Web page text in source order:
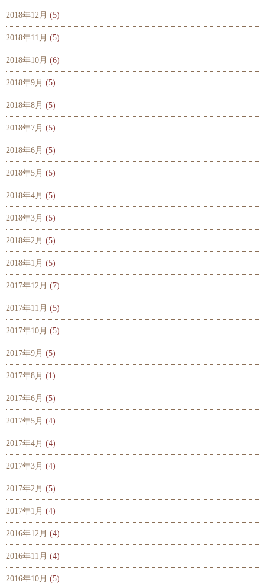
2018年12月 (5)
2018年11月 (5)
2018年10月 (6)
2018年9月 (5)
2018年8月 (5)
2018年7月 (5)
2018年6月 (5)
2018年5月 (5)
2018年4月 (5)
2018年3月 (5)
2018年2月 (5)
2018年1月 (5)
2017年12月 (7)
2017年11月 (5)
2017年10月 (5)
2017年9月 (5)
2017年8月 (1)
2017年6月 (5)
2017年5月 (4)
2017年4月 (4)
2017年3月 (4)
2017年2月 (5)
2017年1月 (4)
2016年12月 (4)
2016年11月 (4)
2016年10月 (5)